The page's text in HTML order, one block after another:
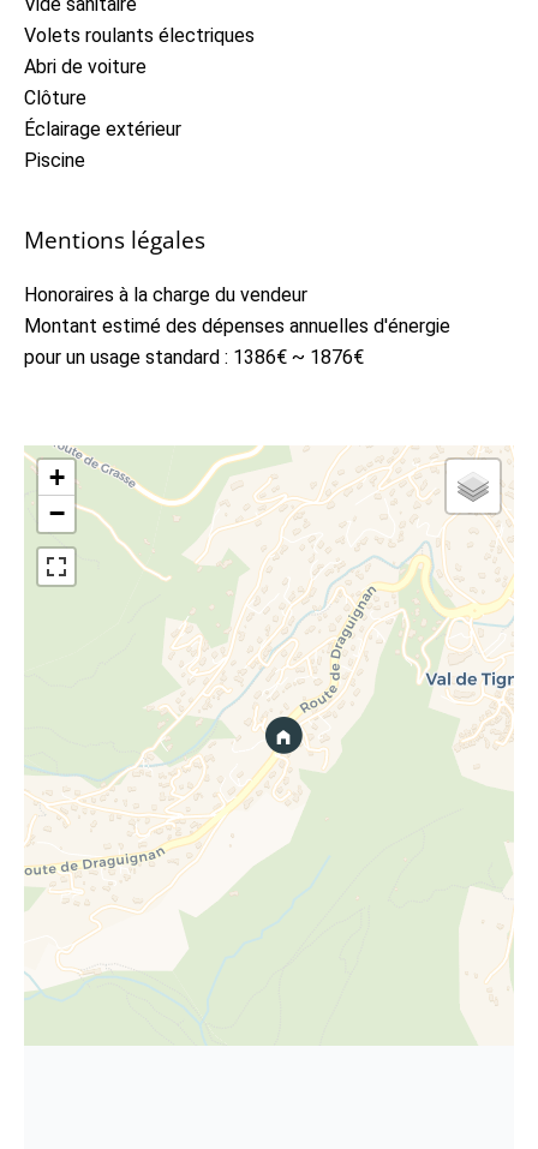
Volets roulants électriques
Abri de voiture
Clôture
Éclairage extérieur
Piscine
Mentions légales
Honoraires à la charge du vendeur
Montant estimé des dépenses annuelles d'énergie
pour un usage standard : 1386€ ~ 1876€
+
−